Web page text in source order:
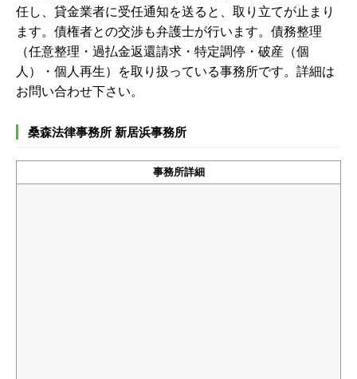
任し、貸金業者に受任通知を送ると、取り立てが止まり
ます。債権者との交渉も弁護士が行います。 債務整理
（任意整理・過払金返還請求・特定調停・破産（個
人）・個人再生）を取り扱っている事務所です。詳細は
お問い合わせ下さい。
桑森法律事務所 新居浜事務所
事務所詳細